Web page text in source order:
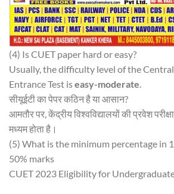
(4) Is CUET paper hard or easy?
Usually, the difficulty level of the
Entrance Test iseasy-moderate
सीयूईटी का पेपर कठिन है या आसान?
आमतौर पर, केंद्रीय विश्वविद्यालयों की प्रवेश
मध्यम होता है।
(5) What is the minimum percentage in
50% marks
CUET 2023 Eligibility for